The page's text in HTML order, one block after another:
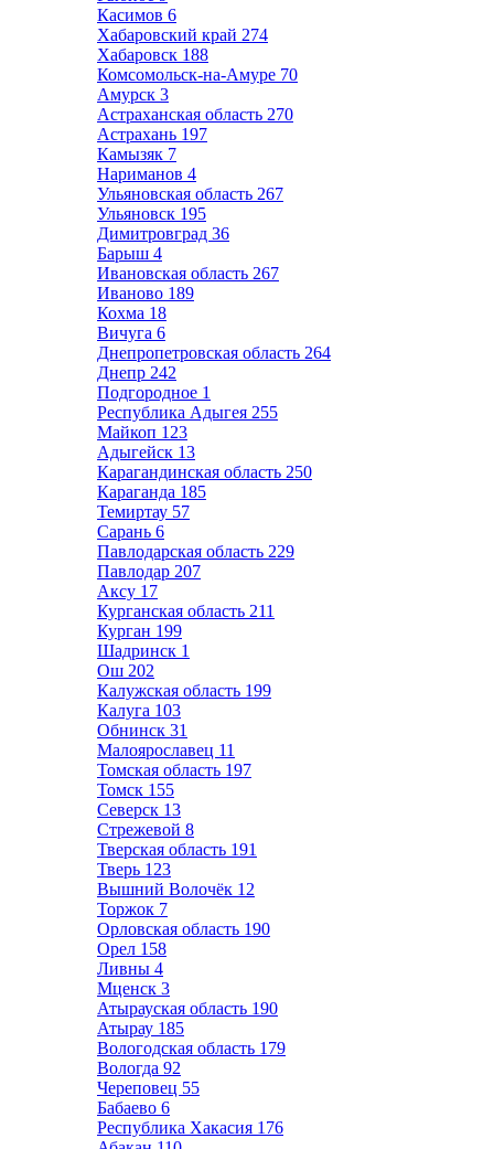
Касимов 6
Хабаровский край 274
Хабаровск 188
Комсомольск-на-Амуре 70
Амурск 3
Астраханская область 270
Астрахань 197
Камызяк 7
Нариманов 4
Ульяновская область 267
Ульяновск 195
Димитровград 36
Барыш 4
Ивановская область 267
Иваново 189
Кохма 18
Вичуга 6
Днепропетровская область 264
Днепр 242
Подгородное 1
Республика Адыгея 255
Майкоп 123
Адыгейск 13
Карагандинская область 250
Караганда 185
Темиртау 57
Сарань 6
Павлодарская область 229
Павлодар 207
Аксу 17
Курганская область 211
Курган 199
Шадринск 1
Ош 202
Калужская область 199
Калуга 103
Обнинск 31
Малоярославец 11
Томская область 197
Томск 155
Северск 13
Стрежевой 8
Тверская область 191
Тверь 123
Вышний Волочёк 12
Торжок 7
Орловская область 190
Орел 158
Ливны 4
Мценск 3
Атырауская область 190
Атырау 185
Вологодская область 179
Вологда 92
Череповец 55
Бабаево 6
Республика Хакасия 176